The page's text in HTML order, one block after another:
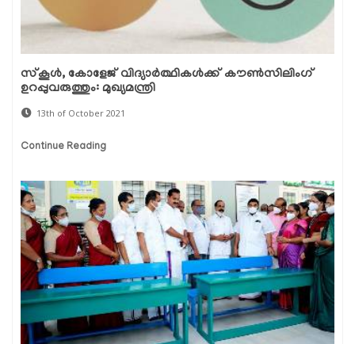
സ്കൂൾ, കോളേജ് വിദ്യാർത്ഥികൾക്ക് കൗൺസിലിംഗ്
ഉറപ്പുവരുത്തും: മുഖ്യമന്ത്രി
13th of October 2021
Continue Reading